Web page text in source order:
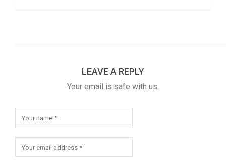
LEAVE A REPLY
Your email is safe with us.